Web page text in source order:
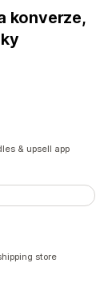
konverze,
& upsell app
store